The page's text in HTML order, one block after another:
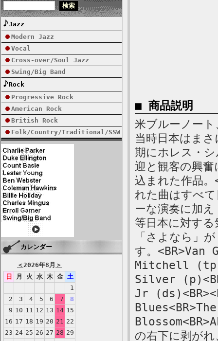
Jazz
Modern Jazz
Vocal
Cross-over/Soul Jazz
Swing/Big Band
Rock
Progressive Rock
American Rock
British Rock
Folk/Country/Traditional/SSW
カレンダー
＜2026年8月 ＞
日
月 火 水 木 金 土
1
2
3 4 5 6 7
8
9 10 11 12 13 14 15
16 17 18 19 20 21 22
23 24 25 26 27 28 29
■ 商品説明
米ブルーノート
当時日本はま
期にホレス・
迎と観客の興
込まれた作品
れた曲はすべ
ーな演奏に加
等日本に対す
「さよなら」
す。<BR>Van
Mitchell
Silver
Jr
の右下に剥が